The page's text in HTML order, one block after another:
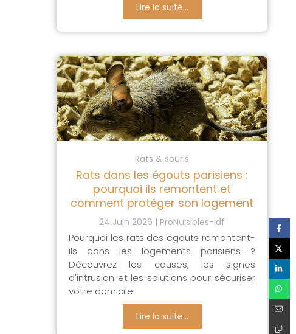
Lire la suite...
Rats & souris
Rats dans les égouts parisiens :
pourquoi ils remontent et
comment protéger son logement
24 Juin 2026 ProNuisibles-idf
Pourquoi les rats des égouts remontent-
ils dans les logements parisiens ?
Découvrez les causes, les signes
d'intrusion et les solutions pour sécuriser
votre domicile.
Lire la suite...